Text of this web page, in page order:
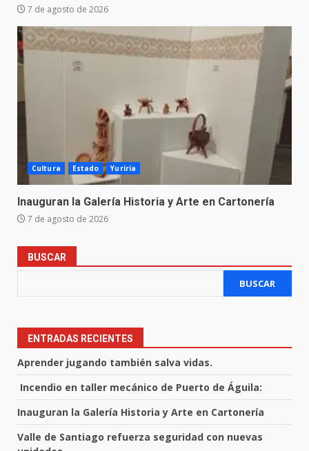
7 de agosto de 2026
Cultura Estado Yuriria
Inauguran la Galería Historia y Arte en Cartonería
7 de agosto de 2026
BUSCAR
BUSCAR
ENTRADAS RECIENTES
Aprender jugando también salva vidas.
Incendio en taller mecánico de Puerto de Águila:
Inauguran la Galería Historia y Arte en Cartonería
Valle de Santiago refuerza seguridad con nuevas